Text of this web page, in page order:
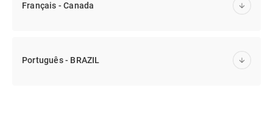
Français - Canada
Português - BRAZIL